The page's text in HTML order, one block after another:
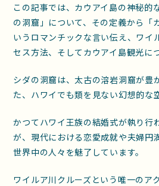
この記事では、カウアイ島の神秘的
の洞窟」について、その定義から「
いうロマンチックな言い伝え、ワイ
セス方法、そしてカウアイ島観光に
シダの洞窟は、太古の溶岩洞窟が豊
た、ハワイでも類を見ない幻想的な
かつてハワイ王族の結婚式が執り行
が、現代における恋愛成就や夫婦円
世界中の人々を魅了しています。
ワイルア川クルーズという唯一のア